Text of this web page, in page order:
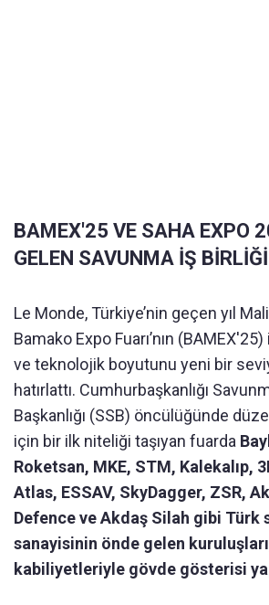
BAMEX'25 VE SAHA EXPO
GELEN SAVUNMA İŞ BİRLİĞİ
Le Monde, Türkiye’nin geçen yıl
Bamako Expo Fuarı’nın
ve teknolojik boyutunu yeni bir
hatırlattı. Cumhurbaşkanlığı
Başkanlığı (SSB) öncülüğünde
için bir ilk niteliği taşıyan fuarda
Roketsan, MKE, STM, Kalekalıp,
Atlas, ESSAV, SkyDagger, ZSR,
Defence ve Akdaş Silah gibi Türk
sanayisinin önde gelen
kabiliyetleriyle gövde gösterisi